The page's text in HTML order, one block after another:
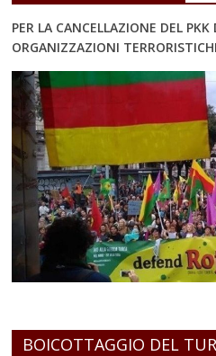
PER LA CANCELLAZIONE DEL PKK
ORGANIZZAZIONI
BOICOTTAGGIO DEL